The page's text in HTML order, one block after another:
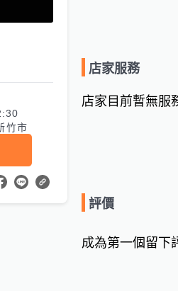
竹市
店家服務
店家目前暫無服
評價
成為第一個留下